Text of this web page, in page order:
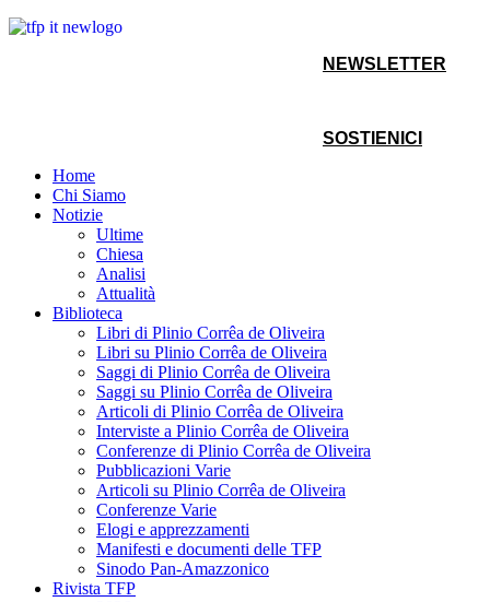
NEWSLETTER
SOSTIENICI
Home
Chi Siamo
Notizie
Ultime
Chiesa
Analisi
Attualità
Biblioteca
Libri di Plinio Corrêa de Oliveira
Libri su Plinio Corrêa de Oliveira
Saggi di Plinio Corrêa de Oliveira
Saggi su Plinio Corrêa de Oliveira
Articoli di Plinio Corrêa de Oliveira
Interviste a Plinio Corrêa de Oliveira
Conferenze di Plinio Corrêa de Oliveira
Pubblicazioni Varie
Articoli su Plinio Corrêa de Oliveira
Conferenze Varie
Elogi e apprezzamenti
Manifesti e documenti delle TFP
Sinodo Pan-Amazzonico
Rivista TFP